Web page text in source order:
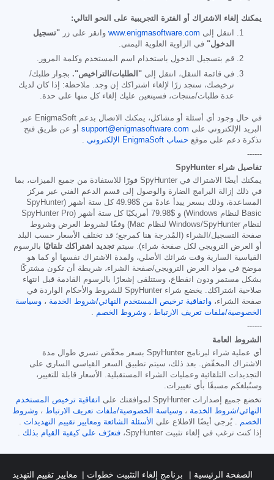
يمكنك إلغاء الاشتراك أو الفترة التجريبية على النحو التالي:
انتقل إلى www.enigmasoftware.com وانقر على زر "تسجيل
الدخول" في الزاوية العلوية اليمنى.
قم بتسجيل الدخول باستخدام اسم المستخدم وكلمة المرور.
في قائمة التنقل، انتقل إلى "الطلبات/التراخيص". بجوار طلبك/
ترخيصك، ستجد زرًا لإلغاء اشتراكك إن وجد. ملاحظة: إذا كان لديك
عدة طلبات/منتجات، فسيتعين عليك إلغاء كل منها على حدة.
في حال وجود أي أسئلة أو مشاكل، يمكنك الاتصال بدعم EnigmaSoft عبر
البريد الإلكتروني على support@enigmasoftware.com أو عن طريق فتح
تذكرة دعم على موقع حساب EnigmaSoft الإلكتروني
------
تفاصيل شراء SpyHunter
يمكنك أيضًا الاشتراك في SpyHunter فورًا للاستفادة من جميع الميزات، بما
في ذلك إزالة البرامج الضارة والوصول إلى قسم الدعم الفني عبر مركز
المساعدة، وذلك بسعر يبدأ عادةً من $49.98
كل ستة أشهر (SpyHunter
Basic لنظام Windows) و
$79.98
أمريكيًا كل ستة أشهر (SpyHunter Pro
لنظام Windows/SpyHunter لنظام Mac) وفقًا لشروط العرض وشروط
صفحة التسجيل/الشراء (المُدرجة هنا كمرجع؛ قد تختلف الأسعار حسب البلد
أو العرض الترويجي لكل صفحة شراء). سيتم تجديد اشتراكك تلقائيًا بالرسوم
القياسية السارية وقت شرائك الأصلي، ولمدة الاشتراك نفسها أو كما هو
موضح في مواد العرض الترويجي/صفحة الشراء، شريطة أن تكون مشتركًا
بشكل مستمر ودون انقطاع، وستتلقى إشعارًا بالرسوم القادمة قبل انتهاء
صلاحية اشتراكك. يخضع شراء SpyHunter للشروط والأحكام الواردة في
صفحة الشراء، واتفاقية ترخيص المستخدم النهائي/شروط الخدمة ، وسياسة
الخصوصية/ملفات تعريف الارتباط ، وشروط الخصم
------
الشروط العامة
أي عملية شراء لبرنامج SpyHunter بسعر مخفّض تسري طوال مدة
الاشتراك المخفّض. بعد ذلك، سيتم تطبيق السعر القياسي الساري على
التجديدات التلقائية وعمليات الشراء المستقبلية. الأسعار قابلة للتغيير،
وسنُبلغكم مسبقًا بأي تغييرات.
تخضع جميع إصدارات SpyHunter لموافقتك على
اتفاقية ترخيص المستخدم
النهائي/شروط الخدمة ، وسياسة الخصوصية/ملفات تعريف الارتباط ، وشروط
الخصم
. يُرجى أيضًا الاطلاع على الأسئلة الشائعة ومعايير تقييم التهديدات
إذا كنت ترغب في إلغاء تثبيت SpyHunter،
فتعرّف على كيفية القيام بذلك
الصفحة الرئيسية برنامج إلغاء التثبيت خطوات معايير تقييم التهديد